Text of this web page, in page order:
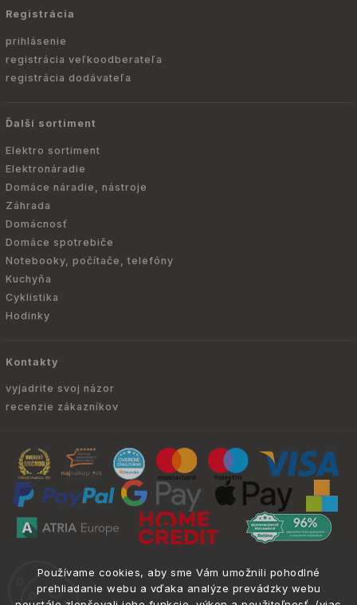
Používame cookies, aby sme Vám umožnili pohodlné
prehliadanie webu a vďaka analýze prevádzky webu
Registrácia
prihlásenie
registrácia veľkoodberateľa
registrácia dodávateľa
Ďalší sortiment
Elektro sortiment
Elektronáradie
Domáce náradie, nástroje
Záhrada
Domácnosť
Domáce spotrebiče
Notebooky, počítače, telefóny
Kuchyňa
Cyklistika
Hodinky
Kontakty
vyjadrite svoj názor
recenzie zákazníkov
práva vyhradené.